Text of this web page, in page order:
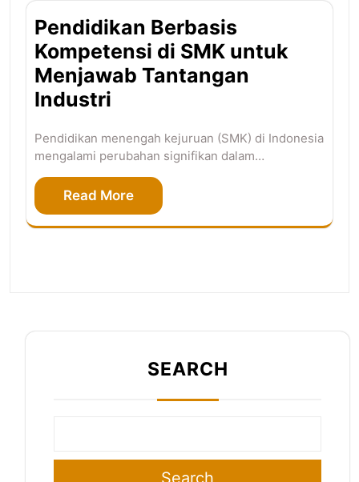
Pendidikan Berbasis
Kompetensi di SMK untuk
Menjawab Tantangan
Industri
Pendidikan menengah kejuruan (SMK) di Indonesia
mengalami perubahan signifikan dalam…
Read More
SEARCH
Search